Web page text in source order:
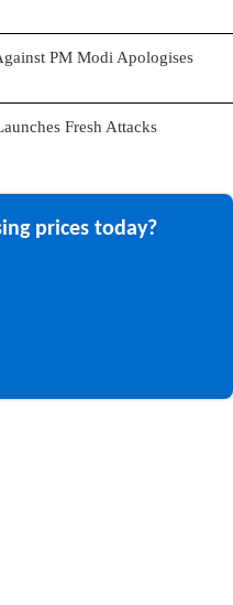
PM Modi Apologises
Fresh Attacks
prices today?